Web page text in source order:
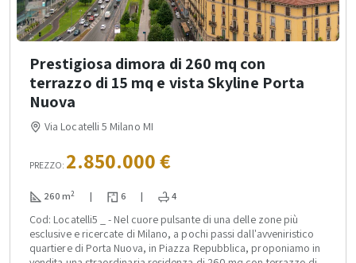
Prestigiosa dimora di 260 mq con
terrazzo di 15 mq e vista Skyline Porta
Nuova
Via Locatelli 5 Milano MI
PREZZO: 2.850.000 €
260 m2 | 6 | 4
Cod: Locatelli5 _ - Nel cuore pulsante di una delle zone più
esclusive e ricercate di Milano, a pochi passi dall'avveniristico
quartiere di Porta Nuova, in Piazza Repubblica, proponiamo in